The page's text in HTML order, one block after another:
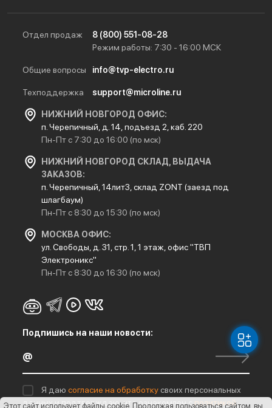
Отдел продаж
8 (800) 551-08-28
Режим работы: 7:30 - 16:00 МСК
Общие вопросы info@tvp-electro.ru
Техподдержка support@microline.ru
НИЖНИЙ НОВГОРОД ОФИС:
п. Черепичный, д. 14, подъезд 2, каб. 220
Пн-Пт с 7:30 до 16:00 (по мск)
НИЖНИЙ НОВГОРОД СКЛАД, ВЫДАЧА
ЗАКАЗОВ:
п. Черепичный, 14лит3, склад ZONT (заезд под
шлагбаум)
Пн-Пт с 8:30 до 15:30 (по мск)
МОСКВА ОФИС:
ул. Свободы, д. 31, стр. 1, 1 этаж, офис "ТВП
Электроникс"
Пн-Пт с 8:30 до 16:30 (по мск)
Подпишись на наши новости:
Я даю согласие на обработку своих персональных
данных и подтверждаю, что ознакомлен сполитикой
Этот сайт использует файлы cookie. Продолжая пользоваться сайтом, вы